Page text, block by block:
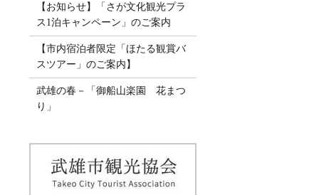
【お知らせ】「さが文化観光プラ
ス1泊キャンペーン」のご案内
【市内宿泊者限定「ほたる観賞バ
スツアー」のご案内】
武雄の春－「御船山楽園 花まつ
り」